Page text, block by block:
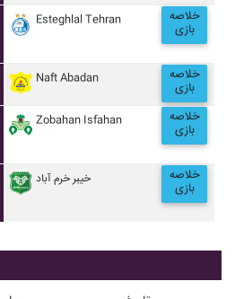
Esteghlal Tehran خلاصه
بازی
Naft Abadan خلاصه
بازی
Zobahan Isfahan خلاصه
بازی
خيبر خرم آباد خلاصه
بازی